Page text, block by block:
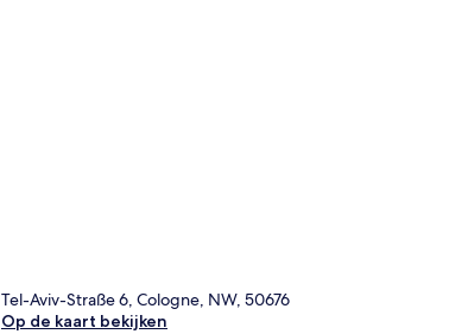
Tel-Aviv-Straße 6, Cologne, NW, 50676
Op de kaart bekijken